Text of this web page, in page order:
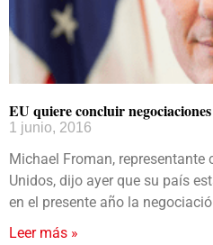
EU quiere concluir
1 junio, 2016
Michael Froman, representante
Unidos, dijo ayer que su país
en el presente año la
Leer más »